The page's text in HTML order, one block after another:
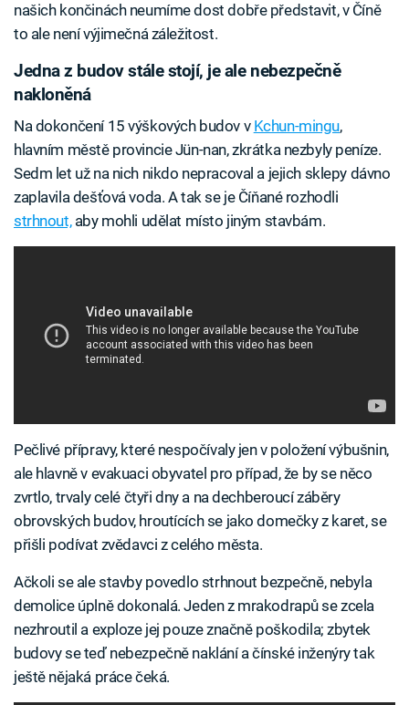
našich končinách neumíme dost dobře představit, v Číně
to ale není výjimečná záležitost.
Jedna z budov stále stojí, je ale nebezpečně
nakloněná
Na dokončení 15 výškových budov v Kchun-mingu,
hlavním městě provincie Jün-nan, zkrátka nezbyly peníze.
Sedm let už na nich nikdo nepracoval a jejich sklepy dávno
zaplavila dešťová voda. A tak se je Číňané rozhodli
strhnout,aby mohli udělat místo jiným stavbám.
Pečlivé přípravy, které nespočívaly jen v položení výbušnin,
ale hlavně v evakuaci obyvatel pro případ, že by se něco
zvrtlo, trvaly celé čtyři dny a na dechberoucí záběry
obrovských budov, hroutících se jako domečky z karet, se
přišli podívat zvědavci z celého města.
Ačkoli se ale stavby povedlo strhnout bezpečně, nebyla
demolice úplně dokonalá. Jeden z mrakodrapů se zcela
nezhroutil a exploze jej pouze značně poškodila; zbytek
budovy se teď nebezpečně naklání a čínské inženýry tak
ještě nějaká práce čeká.